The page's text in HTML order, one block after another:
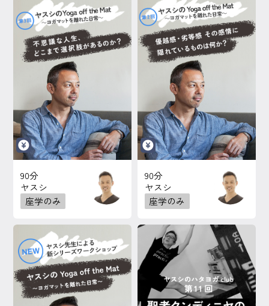
90分
ヤスシ
座学のみ
90分
ヤスシ
座学のみ